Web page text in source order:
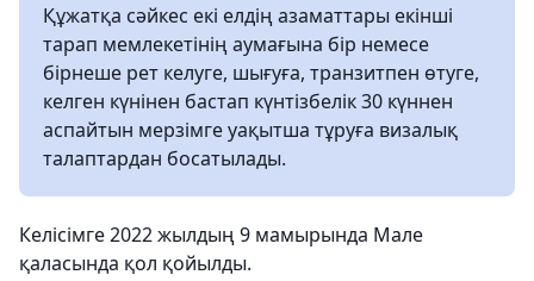
Құжатқа сәйкес екі елдің азаматтары екінші
тарап мемлекетінің аумағына бір немесе
бірнеше рет келуге, шығуға, транзитпен өтуге,
келген күнінен бастап күнтізбелік 30 күннен
аспайтын мерзімге уақытша тұруға визалық
талаптардан босатылады.
Келісімге 2022 жылдың 9 мамырында Мале
қаласында қол қойылды.